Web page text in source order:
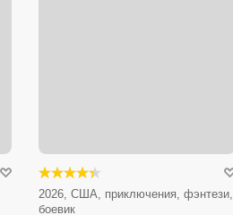
2026, США, приключения, фэнтези,
боевик